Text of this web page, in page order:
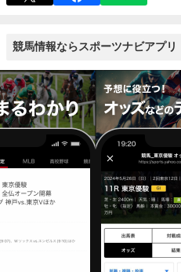
競馬情報ならスポーツナビアプリ